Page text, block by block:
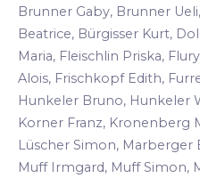
Brunner Gaby, Brunner
Beatrice, Bürgisser Kurt,
Maria, Fleischlin Priska,
Alois, Frischkopf Edith,
Hunkeler Bruno, Hunkeler
Korner Franz, Kronenberg
Lüscher Simon,
Muff Irmgard, Muff Simon,